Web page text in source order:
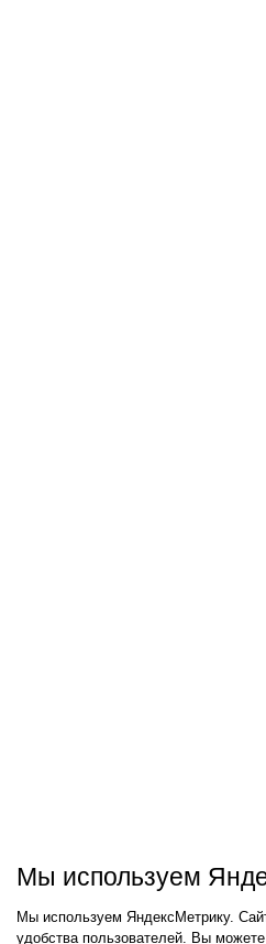
Мы используем
Мы используем ЯндексМетрику.
удобства пользователей. Вы можете